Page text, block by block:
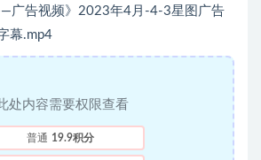
广告视频》2023年4月-4-3星图广告
幕.mp4
处内容需要权限查看
普通 19.9积分